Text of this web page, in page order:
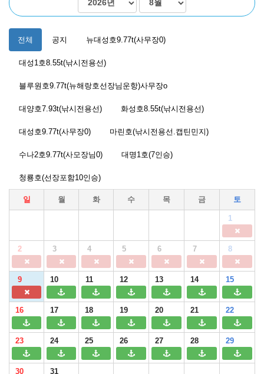
전체 공지 뉴대성호9.77t(사무장0)
대성1호8.55t(낚시전용선)
블루원호9.77t(뉴해랑호선장님운항)사무장o
대양호7.93t(낚시전용선) 화성호8.55t(낚시전용선)
대성호9.77t(사무장0) 마린호(낚시전용선.캡틴민지)
수나2호9.77t(사모장님0) 대명1호(7인승)
청룡호(선장포함10인승)
일 월 화 수 목 금 토
1
2 3 4 5 6 7 8
9 10 11 12 13 14 15
16 17 18 19 20 21 22
23 24 25 26 27 28 29
30 31